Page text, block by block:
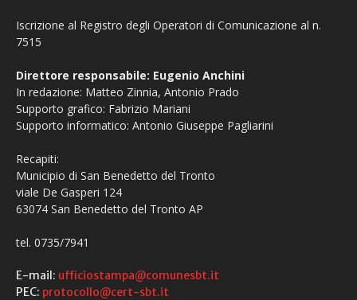
Iscrizione al Registro degli Operatori di Comunicazione al n.
7515
Direttore responsabile: Eugenio Anchini
In redazione: Matteo Zinnia, Antonio Prado
Supporto grafico: Fabrizio Mariani
Supporto informatico: Antonio Giuseppe Pagliarini
Recapiti:
Municipio di San Benedetto del Tronto
viale De Gasperi 124
63074 San Benedetto del Tronto AP
tel. 0735/7941
E-mail: ufficiostampa@comunesbt.it
PEC: protocollo@cert-sbt.it